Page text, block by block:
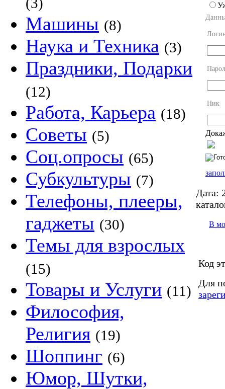
Машины (8)
Наука и Техника (3)
Праздники, Подарки
(12)
Работа, Карьера (18)
Советы (5)
Соц.опросы (65)
Субкультуры (7)
Телефоны, плееры,
гаджеты (30)
Темы для взрослых
(15)
Товары и Услуги (11)
Философия,
Религия (19)
Шоппинг (6)
Юмор, Шутки,
Ник
Дата:
В
Код
Для